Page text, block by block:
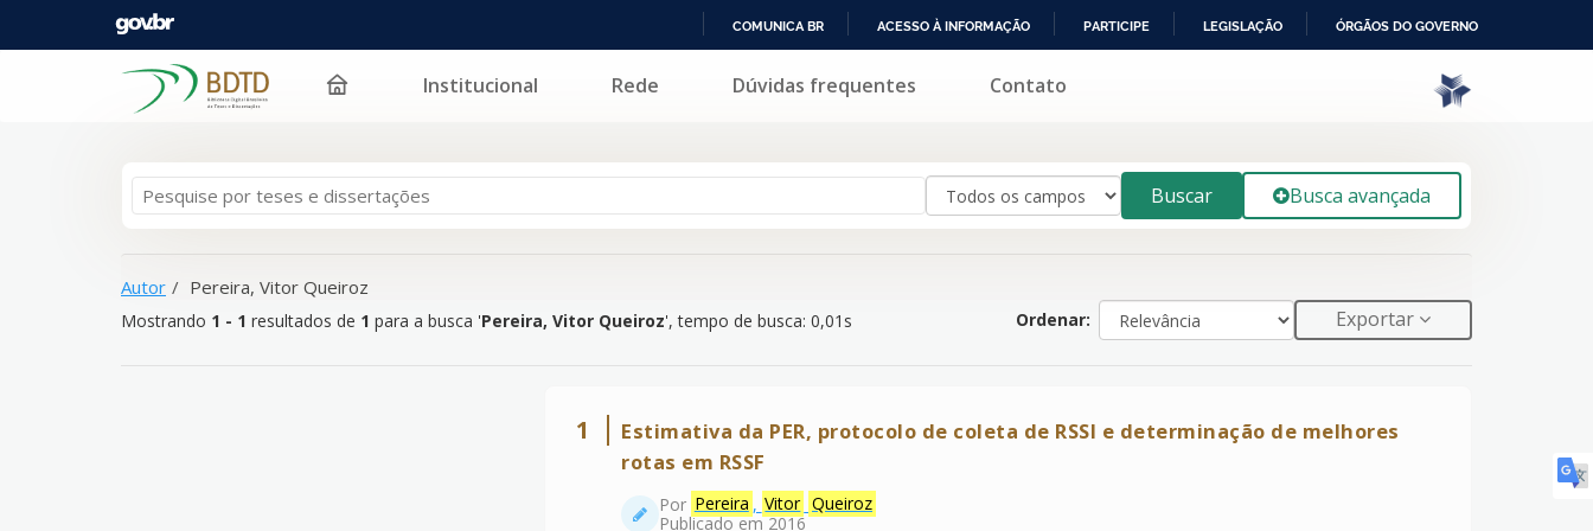
PARA
COMUNICA BR ACESSO À INFORMAÇÃO PARTICIPE LEGISLAÇÃO ÓRGÃOS DO GOVERNO
resultados de1para a busca ' Pereira, Vitor Queiroz
Pular para o conteúdo Institucional Rede Dúvidas frequentes Contato
Buscar Busca avançada
Autor Pereira, Vitor Queiroz
Mostrando 1 - 1 resultados de 1 para a busca 'Pereira, Vitor Queiroz', tempo de busca: 0,01s Ordenar: Exportar
1
Estimativa da PER, protocolo de coleta de RSSI e determinação de melhores
rotas em RSSF
Por Pereira , Vitor Queiroz
Publicado em 2016